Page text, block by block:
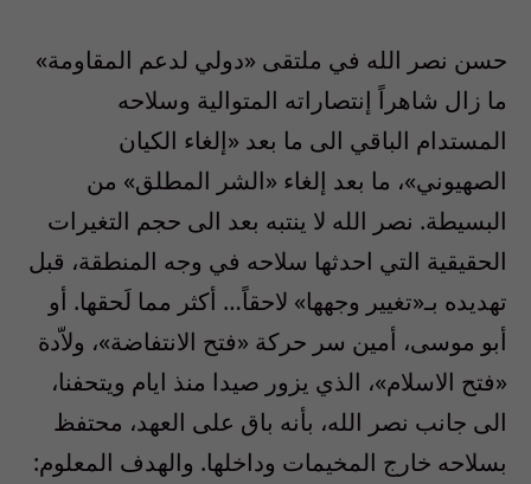
حسن نصر الله في ملتقى «دولي لدعم المقاومة»
ما زال شاهراً إنتصاراته المتوالية وسلاحه
المستدام الباقي الى ما بعد «إلغاء الكيان
الصهيوني»، ما بعد إلغاء «الشر المطلق» من
البسيطة. نصر الله لا ينتبه بعد الى حجم التغيرات
الحقيقية التي احدثها سلاحه في وجه المنطقة، قبل
تهديده بـ«تغيير وجهها» لاحقاً… أكثر مما لَحقها. أو
أبو موسى، أمين سر حركة «فتح الانتفاضة»، ولاّدة
«فتح الاسلام»، الذي يزور صيدا منذ ايام ويتحفنا،
الى جانب نصر الله، بأنه باق على العهد، محتفظ
بسلاحه خارج المخيمات وداخلها. والهدف المعلوم: